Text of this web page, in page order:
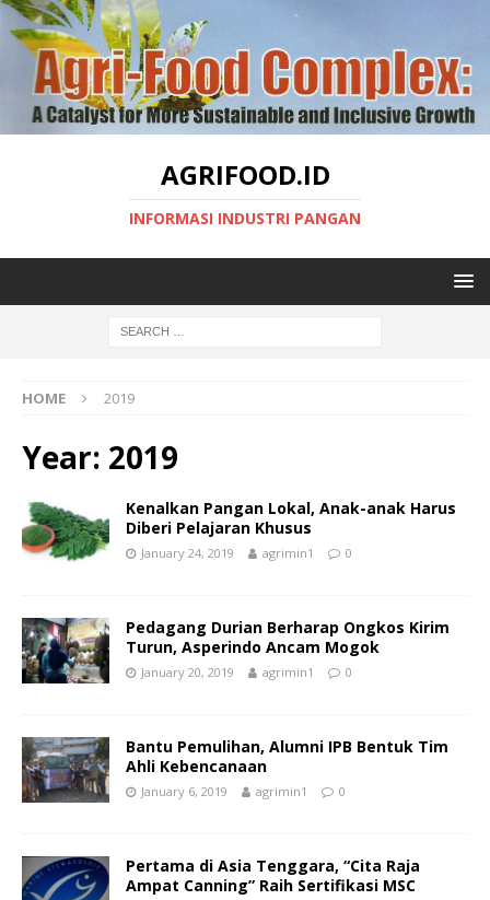
AGRIFOOD.ID
INFORMASI INDUSTRI PANGAN
HOME 2019
Year: 2019
Kenalkan Pangan Lokal, Anak-anak Harus
Diberi Pelajaran Khusus
January 24, 2019 agrimin1 0
Pedagang Durian Berharap Ongkos Kirim
Turun, Asperindo Ancam Mogok
January 20, 2019 agrimin1 0
Bantu Pemulihan, Alumni IPB Bentuk Tim
Ahli Kebencanaan
January 6, 2019 agrimin1 0
Pertama di Asia Tenggara, “Cita Raja
Ampat Canning” Raih Sertifikasi MSC